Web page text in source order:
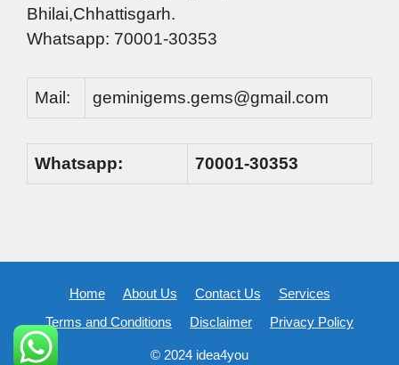
Bhilai,Chhattisgarh.
Whatsapp: 70001-30353
Mail: geminigems.gems@gmail.com
Whatsapp: 70001-30353
Home About Us Contact Us
Services
Terms and Conditions
Disclaimer Privacy Policy
© 2024 idea4you